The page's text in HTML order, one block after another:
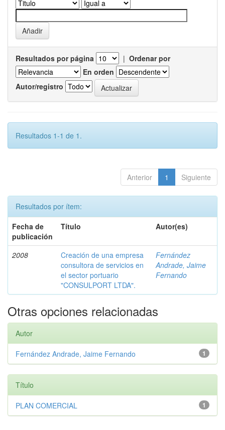
Resultados por página | Ordenar por
En orden
Autor/registro
Resultados 1-1 de 1.
Anterior 1 Siguiente
Resultados por ítem:
Fecha de
publicación
Título Autor(es)
2008
Creación de una empresa
consultora de servicios en
el sector portuario
"CONSULPORT LTDA".
Fernández
Andrade, Jaime
Fernando
Otras opciones relacionadas
Autor
1
Fernández Andrade, Jaime Fernando
Título
1
PLAN COMERCIAL